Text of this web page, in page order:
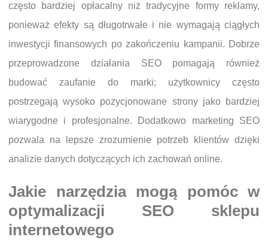
często bardziej opłacalny niż tradycyjne formy reklamy,
ponieważ efekty są długotrwałe i nie wymagają ciągłych
inwestycji finansowych po zakończeniu kampanii. Dobrze
przeprowadzone działania SEO pomagają również
budować zaufanie do marki; użytkownicy często
postrzegają wysoko pozycjonowane strony jako bardziej
wiarygodne i profesjonalne. Dodatkowo marketing SEO
pozwala na lepsze zrozumienie potrzeb klientów dzięki
analizie danych dotyczących ich zachowań online.
Jakie narzędzia mogą pomóc w
optymalizacji SEO sklepu
internetowego